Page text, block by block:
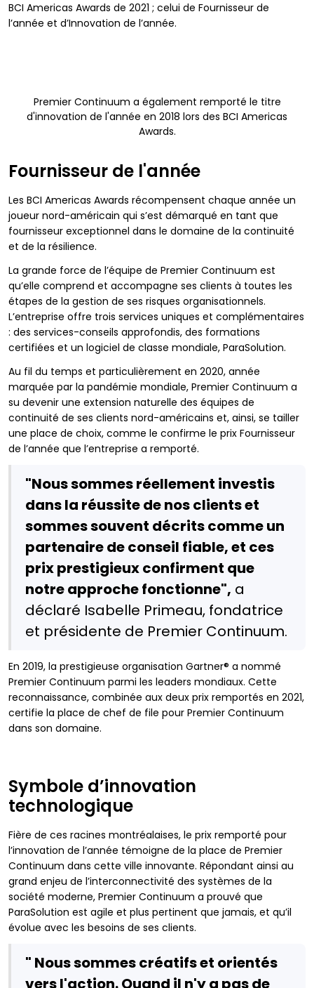
BCI Americas Awards de 2021 ; celui de Fournisseur de
l’année et d’Innovation de l’année.
Premier Continuum a également remporté le titre
d'innovation de l'année en 2018 lors des BCI Americas
Awards.
Fournisseur de l'année
Les BCI Americas Awards récompensent chaque année un
joueur nord-américain qui s’est démarqué en tant que
fournisseur exceptionnel dans le domaine de la continuité
et de la résilience.
La grande force de l’équipe de Premier Continuum est
qu’elle comprend et accompagne ses clients à toutes les
étapes de la gestion de ses risques organisationnels.
L’entreprise offre trois services uniques et complémentaires
: des services-conseils approfondis, des formations
certifiées et un logiciel de classe mondiale, ParaSolution.
Au fil du temps et particulièrement en 2020, année
marquée par la pandémie mondiale, Premier Continuum a
su devenir une extension naturelle des équipes de
continuité de ses clients nord-américains et, ainsi, se tailler
une place de choix, comme le confirme le prix Fournisseur
de l’année que l’entreprise a remporté.
"Nous sommes réellement investis
dans la réussite de nos clients et
sommes souvent décrits comme un
partenaire de conseil fiable, et ces
prix prestigieux confirment que
notre approche fonctionne", a
déclaré Isabelle Primeau, fondatrice
et présidente de Premier Continuum.
En 2019, la prestigieuse organisation Gartner® a nommé
Premier Continuum parmi les leaders mondiaux. Cette
reconnaissance, combinée aux deux prix remportés en 2021,
certifie la place de chef de file pour Premier Continuum
dans son domaine.
Symbole d’innovation
technologique
Fière de ces racines montréalaises, le prix remporté pour
l’innovation de l’année témoigne de la place de Premier
Continuum dans cette ville innovante. Répondant ainsi au
grand enjeu de l’interconnectivité des systèmes de la
société moderne, Premier Continuum a prouvé que
ParaSolution est agile et plus pertinent que jamais, et qu’il
évolue avec les besoins de ses clients.
" Nous sommes créatifs et orientés
vers l'action. Quand il n'y a pas de